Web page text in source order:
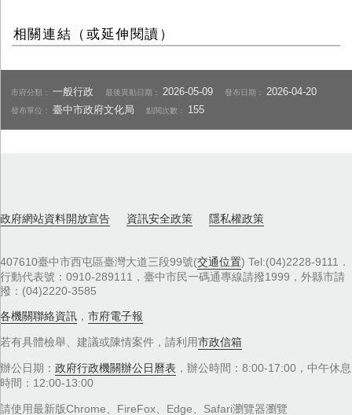
相關連結（或延伸閱讀）
市府分類：一般行政 最後異動日期： 2026-05-09 發布日期： 2026-04-20
發布單位：臺中市政府文化局 點閱次數： 155
政府網站資料開放宣告 資訊安全政策 隱私權政策
407610臺中市西屯區臺灣大道三段99號(交通位置) Tel:(04)2228-9111．
行動代表號：0910-289111，臺中市民一碼通專線請撥1999，外縣市請
撥：(04)2220-3585
各機關聯絡資訊 ， 市府電子報
若有具體檢舉、建議或陳情案件，請利用市政信箱
辦公日期： 政府行政機關辦公日曆表 ，辦公時間：8:00-17:00，中午休息
時間：12:00-13:00
請使用最新版Chrome、FireFox、Edge、Safari瀏覽器瀏覽